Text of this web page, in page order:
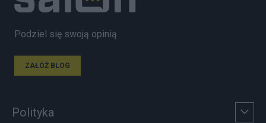
Podziel się swoją opinią
ZAŁÓŻ BLOG
Polityka